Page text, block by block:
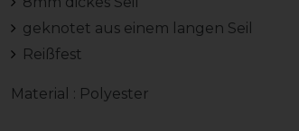
geknotet aus einem langen Seil
Reißfest
Material : Polyester